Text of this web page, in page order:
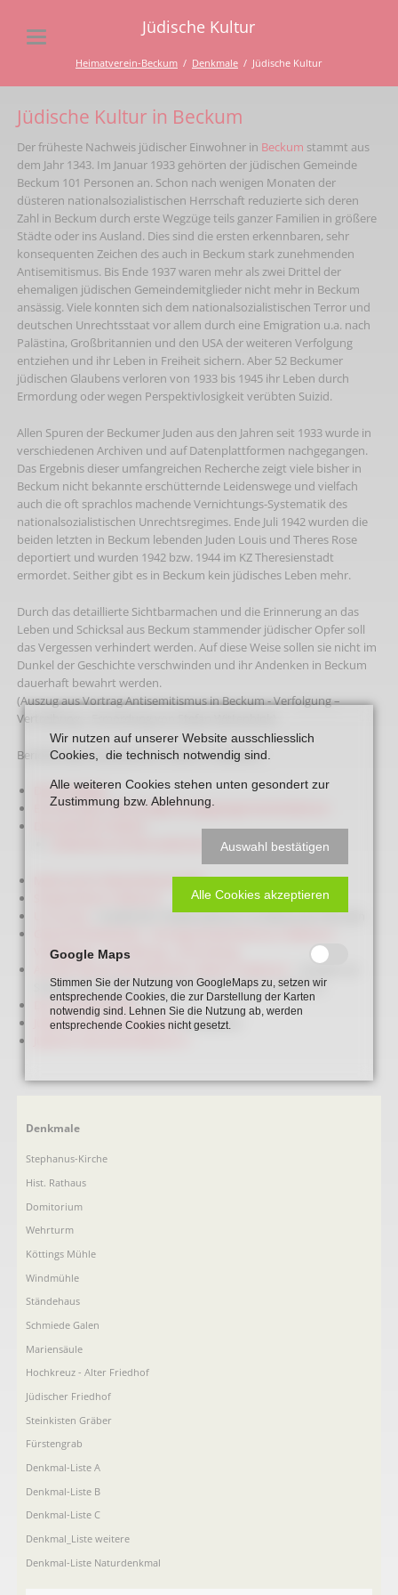
Jüdische Kultur
Heimatverein-Beckum Denkmale Jüdische Kultur
Jüdische Kultur in Beckum
Der früheste Nachweis jüdischer Einwohner in Beckum stammt aus
dem Jahr 1343. Im Januar 1933 gehörten der jüdischen Gemeinde
Beckum 101 Personen an. Schon nach wenigen Monaten der
düsteren nationalsozialistischen Herrschaft reduzierte sich deren
Zahl in Beckum durch erste Wegzüge teils ganzer Familien in größere
Städte oder ins Ausland. Dies sind die ersten erkennbaren, sehr
konsequenten Zeichen des auch in Beckum stark zunehmenden
Antisemitismus. Bis Ende 1937 waren mehr als zwei Drittel der
ehemaligen jüdischen Gemeindemitglieder nicht mehr in Beckum
ansässig. Viele konnten sich dem nationalsozialistischen Terror und
deutschen Unrechtsstaat vor allem durch eine Emigration u.a. nach
Palästina, Großbritannien und den USA der weiteren Verfolgung
entziehen und ihr Leben in Freiheit sichern. Aber 52 Beckumer
jüdischen Glaubens verloren von 1933 bis 1945 ihr Leben durch
Ermordung oder wegen Perspektivlosigkeit verübten Suizid.
Allen Spuren der Beckumer Juden aus den Jahren seit 1933 wurde in
verschiedenen Archiven und auf Datenplattformen nachgegangen.
Das Ergebnis dieser umfangreichen Recherche zeigt viele bisher in
Beckum nicht bekannte erschütternde Leidenswege und vielfach
auch die oft sprachlos machende Vernichtungs-Systematik des
nationalsozialistischen Unrechtsregimes. Ende Juli 1942 wurden die
beiden letzten in Beckum lebenden Juden Louis und Theres Rose
deportiert und wurden 1942 bzw. 1944 im KZ Theresienstadt
ermordet. Seither gibt es in Beckum kein jüdisches Leben mehr.
Durch das detaillierte Sichtbarmachen und die Erinnerung an das
Leben und Schicksal aus Beckum stammender jüdischer Opfer soll
das Vergessen verhindert werden. Auf diese Weise sollen sie nicht im
Dunkel der Geschichte verschwinden und ihr Andenken in Beckum
dauerhaft bewahrt werden.
(Auszug aus Vortrag Antisemitismus in Beckum - Verfolgung –
Vertreibung – Ermordung von Stefan Wittenbink)
Berichte über das jüdischen Lebens in Beckum:
Die Synagoge
Erinnerung an die einstige Synagogengemeinde Beckum
Gräberliste auf dem Jüdischen Friedhof
Mahnmal im Westenfeuermarkt
- israelischer Friedensaktivist mit Beckumer Wurzeln
Verfolgung – Vertreibung – Ermordung
Schülern des Albertus-Magnus-Gymnasiums in Beckum
Der Fall Windmüller
Jüdische Gemeinde Beckum(Wikipedia)
Navigation
Denkmale
Stephanus-Kirche
Hist. Rathaus
Domitorium
Wehrturm
Köttings Mühle
Windmühle
Ständehaus
Schmiede Galen
Mariensäule
Hochkreuz - Alter Friedhof
Jüdischer Friedhof
Steinkisten Gräber
Fürstengrab
Denkmal-Liste A
Denkmal-Liste B
Denkmal-Liste C
Denkmal_Liste weitere
Denkmal-Liste Naturdenkmal
Wir nutzen auf unserer Website ausschliesslich
Cookies, die technisch notwendig sind.
Alle weiteren Cookies stehen unten gesondert zur
Zustimmung bzw. Ablehnung.
Auswahl bestätigen
Alle Cookies akzeptieren
Google Maps
Stimmen Sie der Nutzung von GoogleMaps zu, setzen wir
entsprechende Cookies, die zur Darstellung der Karten
notwendig sind. Lehnen Sie die Nutzung ab, werden
entsprechende Cookies nicht gesetzt.